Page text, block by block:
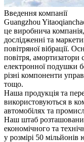
Введення компанії
Guangzhou
це виробнича компанія,
дослідженні та
повітряної вібрації.
повітря,
електронної подушки
різні компоненти
тощо.
Наша продукція та
використовуються в
автомобілях та
Наш штаб
економічного та
у розмірі 50 мільйонів